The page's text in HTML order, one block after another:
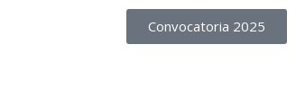
Convocatoria 2025